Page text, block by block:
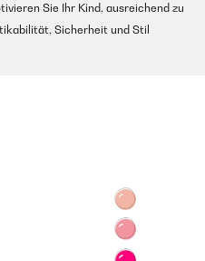
Sie Ihr Kind, ausreichend zu
Sicherheit und Stil